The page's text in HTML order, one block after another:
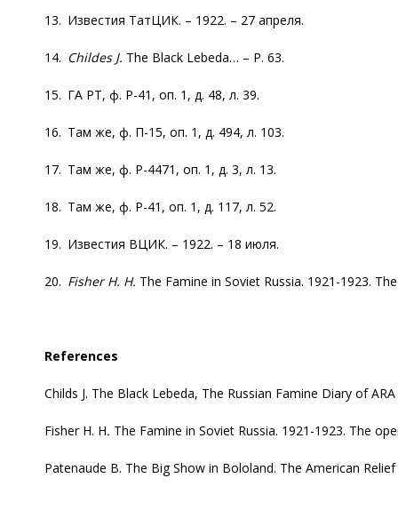
13. Известия ТатЦИК. – 1922. – 27 апреля.
14. Childes J. The Black Lebeda… – P. 63.
15. ГА РТ, ф. Р-41, оп. 1, д. 48, л. 39.
16. Там же, ф. П-15, оп. 1, д. 494, л. 103.
17. Там же, ф. Р-4471, оп. 1, д. 3, л. 13.
18. Там же, ф. Р-41, оп. 1, д. 117, л. 52.
19. Известия ВЦИК. – 1922. – 18 июля.
20. Fisher H. H. The Famine in Soviet Russia. 1921-1923.
References
Childs J. The Black Lebeda, The Russian Famine Diary of
Fisher H. H. The Famine in Soviet Russia. 1921-1923. The
Patenaude B. The Big Show in Bololand. The American